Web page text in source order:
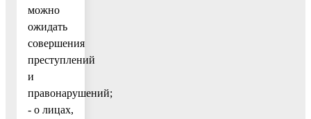
можно
ожидать
совершения
преступлений
и
правонарушений;
- о лицах,